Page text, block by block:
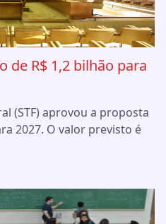
de R$ 1,2 bilhão para
(STF) aprovou a proposta
2027. O valor previsto é